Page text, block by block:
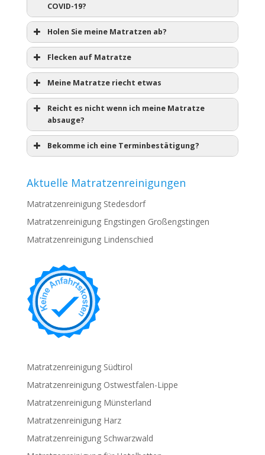
COVID-19?
Holen Sie meine Matratzen ab?
Flecken auf Matratze
Meine Matratze riecht etwas
Reicht es nicht wenn ich meine Matratze
absauge?
Bekomme ich eine Terminbestätigung?
Aktuelle Matratzenreinigungen
Matratzenreinigung Stedesdorf
Matratzenreinigung Engstingen Großengstingen
Matratzenreinigung Lindenschied
Matratzenreinigung Südtirol
Matratzenreinigung Ostwestfalen-Lippe
Matratzenreinigung Münsterland
Matratzenreinigung Harz
Matratzenreinigung Schwarzwald